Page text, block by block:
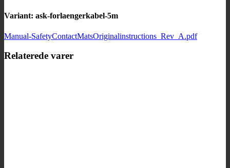
Variant: ask-forlaengerkabel-5m
Manual-SafetyContactMatsOriginalinstructions_Rev_A.pdf
Relaterede varer